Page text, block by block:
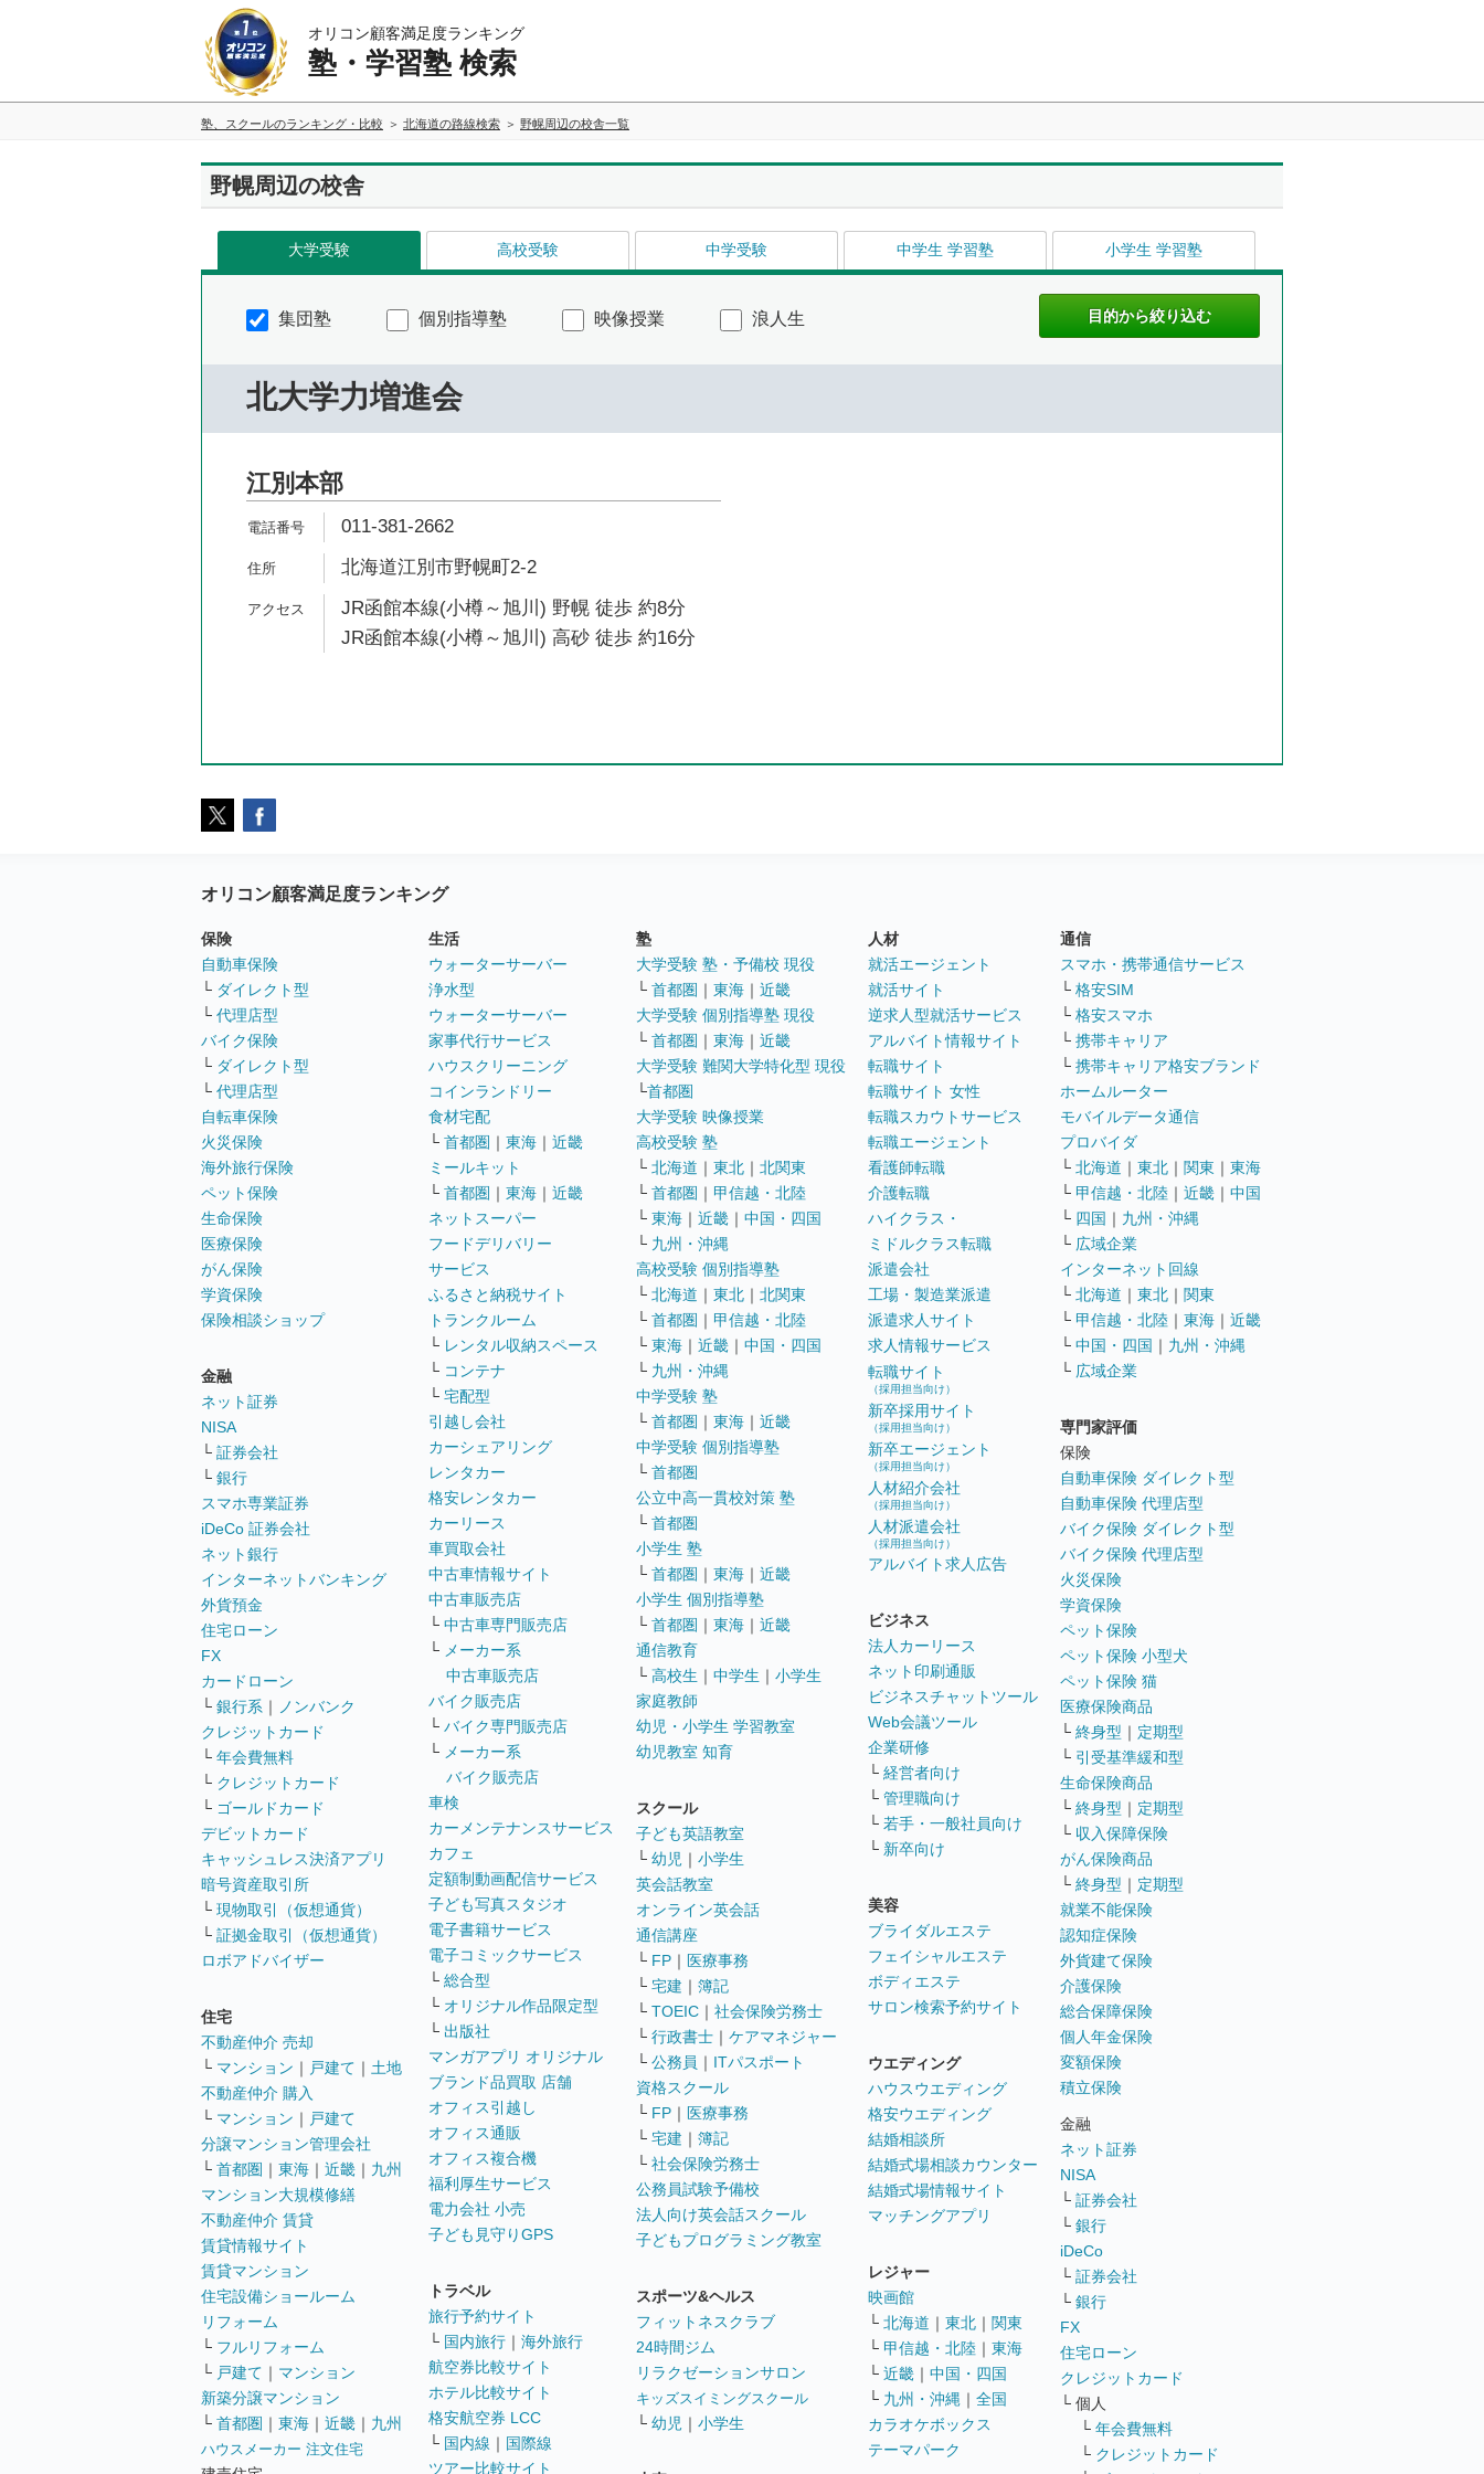
オリコン顧客満足度ランキング
塾・学習塾 検索
塾、スクールのランキング・比較 北海道の路線検索 野幌周辺の校舎一覧
野幌周辺の校舎
大学受験 高校受験 中学受験 中学生 学習塾 小学生 学習塾
集団塾 個別指導塾 映像授業 浪人生
北大学力増進会
江別本部
011-381-2662
北海道江別市野幌町2-2
JR函館本線(小樽～旭川) 野幌 徒歩 約8分
JR函館本線(小樽～旭川) 高砂 徒歩 約16分
オリコン顧客満足度ランキング
保険
自動車保険
└ ダイレクト型
└ 代理店型
バイク保険
└ ダイレクト型
└ 代理店型
自転車保険
火災保険
海外旅行保険
ペット保険
生命保険
医療保険
がん保険
学資保険
保険相談ショップ
金融
ネット証券
NISA
└ 証券会社
└ 銀行
スマホ専業証券
iDeCo 証券会社
ネット銀行
インターネットバンキング
外貨預金
住宅ローン
FX
カードローン
└ 銀行系 ｜
ノンバンク
クレジットカード
└ 年会費無料
└ クレジットカード
└ ゴールドカード
デビットカード
キャッシュレス決済アプリ
暗号資産取引所
└ 現物取引（仮想通貨）
└ 証拠金取引（仮想通貨）
ロボアドバイザー
住宅
不動産仲介 売却
└ マンション ｜ 戸建て ｜ 土地
不動産仲介 購入
└ マンション ｜ 戸建て
分譲マンション管理会社
└ 首都圏 ｜ 東海 ｜ 近畿 ｜ 九州
マンション大規模修繕
不動産仲介 賃貸
賃貸情報サイト
賃貸マンション
住宅設備ショールーム
リフォーム
└ フルリフォーム
└ 戸建て ｜ マンション
新築分譲マンション
└ 首都圏 ｜ 東海 ｜ 近畿 ｜ 九州
ハウスメーカー 注文住宅
生活
ウォーターサーバー
浄水型
ウォーターサーバー
家事代行サービス
ハウスクリーニング
コインランドリー
食材宅配
└ 首都圏 ｜ 東海 ｜ 近畿
ミールキット
└ 首都圏 ｜ 東海 ｜ 近畿
ネットスーパー
フードデリバリー
サービス
ふるさと納税サイト
トランクルーム
└ レンタル収納スペース
└ コンテナ
└ 宅配型
引越し会社
カーシェアリング
レンタカー
格安レンタカー
カーリース
車買取会社
中古車情報サイト
中古車販売店
└ 中古車専門販売店
└ メーカー系
中古車販売店
バイク販売店
└ バイク専門販売店
└ メーカー系
バイク販売店
車検
カーメンテナンスサービス
カフェ
定額制動画配信サービス
子ども写真スタジオ
電子書籍サービス
電子コミックサービス
└ 総合型
└ オリジナル作品限定型
└ 出版社
マンガアプリ オリジナル
ブランド品買取 店舗
オフィス引越し
オフィス通販
オフィス複合機
福利厚生サービス
電力会社 小売
子ども見守りGPS
トラベル
旅行予約サイト
└ 国内旅行 ｜ 海外旅行
航空券比較サイト
ホテル比較サイト
格安航空券 LCC
└ 国内線 ｜ 国際線
ツアー比較サイト
塾
大学受験 塾・予備校 現役
└ 首都圏 ｜ 東海 ｜ 近畿
大学受験 個別指導塾 現役
└ 首都圏 ｜ 東海 ｜ 近畿
大学受験 難関大学特化型 現役
└首都圏
大学受験 映像授業
高校受験 塾
└ 北海道 ｜ 東北 ｜ 北関東
└ 首都圏 ｜ 甲信越・北陸
└ 東海 ｜ 近畿 ｜ 中国・四国
└ 九州・沖縄
高校受験 個別指導塾
└ 北海道 ｜ 東北 ｜ 北関東
└ 首都圏 ｜ 甲信越・北陸
└ 東海 ｜ 近畿 ｜ 中国・四国
└ 九州・沖縄
中学受験 塾
└ 首都圏 ｜ 東海 ｜ 近畿
中学受験 個別指導塾
└ 首都圏
公立中高一貫校対策 塾
└ 首都圏
小学生 塾
└ 首都圏 ｜ 東海 ｜ 近畿
小学生 個別指導塾
└ 首都圏 ｜ 東海 ｜ 近畿
通信教育
└ 高校生 ｜ 中学生 ｜ 小学生
家庭教師
幼児・小学生 学習教室
幼児教室 知育
スクール
子ども英語教室
└ 幼児 ｜ 小学生
英会話教室
オンライン英会話
通信講座
└ FP ｜ 医療事務
└ 宅建 ｜ 簿記
└ TOEIC ｜ 社会保険労務士
└ 行政書士 ｜ ケアマネジャー
└ 公務員 ｜ ITパスポート
資格スクール
└ FP ｜ 医療事務
└ 宅建 ｜ 簿記
└ 社会保険労務士
公務員試験予備校
法人向け英会話スクール
子どもプログラミング教室
スポーツ&ヘルス
フィットネスクラブ
24時間ジム
リラクゼーションサロン
キッズスイミングスクール
└ 幼児 ｜ 小学生
人材
就活エージェント
就活サイト
逆求人型就活サービス
アルバイト情報サイト
転職サイト
転職サイト 女性
転職スカウトサービス
転職エージェント
看護師転職
介護転職
ハイクラス・
ミドルクラス転職
派遣会社
工場・製造業派遣
派遣求人サイト
求人情報サービス
転職サイト
（採用担当向け）
新卒採用サイト
（採用担当向け）
新卒エージェント
（採用担当向け）
人材紹介会社
（採用担当向け）
人材派遣会社
（採用担当向け）
アルバイト求人広告
ビジネス
法人カーリース
ネット印刷通販
ビジネスチャットツール
Web会議ツール
企業研修
└ 経営者向け
└ 管理職向け
└ 若手・一般社員向け
└ 新卒向け
美容
ブライダルエステ
フェイシャルエステ
ボディエステ
サロン検索予約サイト
ウエディング
ハウスウエディング
格安ウエディング
結婚相談所
結婚式場相談カウンター
結婚式場情報サイト
マッチングアプリ
レジャー
映画館
└ 北海道 ｜ 東北 ｜ 関東
└ 甲信越・北陸 ｜ 東海
└ 近畿 ｜ 中国・四国
└ 九州・沖縄 ｜ 全国
カラオケボックス
テーマパーク
通信
スマホ・携帯通信サービス
└ 格安SIM
└ 格安スマホ
└ 携帯キャリア
└ 携帯キャリア格安ブランド
ホームルーター
モバイルデータ通信
プロバイダ
└ 北海道 ｜ 東北 ｜ 関東 ｜ 東海
└ 甲信越・北陸 ｜ 近畿 ｜ 中国
└ 四国 ｜ 九州・沖縄
└ 広域企業
インターネット回線
└ 北海道 ｜ 東北 ｜ 関東
└ 甲信越・北陸 ｜ 東海 ｜ 近畿
└ 中国・四国 ｜ 九州・沖縄
└ 広域企業
専門家評価
保険
自動車保険 ダイレクト型
自動車保険 代理店型
バイク保険 ダイレクト型
バイク保険 代理店型
火災保険
学資保険
ペット保険
ペット保険 小型犬
ペット保険 猫
医療保険商品
└ 終身型 ｜ 定期型
└ 引受基準緩和型
生命保険商品
└ 終身型 ｜ 定期型
└ 収入保障保険
がん保険商品
└ 終身型 ｜ 定期型
就業不能保険
認知症保険
外貨建て保険
介護保険
総合保障保険
個人年金保険
変額保険
積立保険
金融
ネット証券
NISA
└ 証券会社
└ 銀行
iDeCo
└ 証券会社
└ 銀行
FX
住宅ローン
クレジットカード
└ 個人
└ 年会費無料
└ クレジットカード